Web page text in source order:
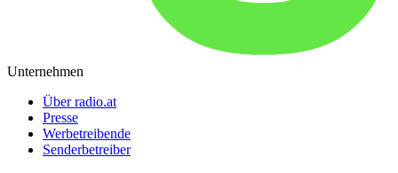
Unternehmen
Über radio.at
Presse
Werbetreibende
Senderbetreiber